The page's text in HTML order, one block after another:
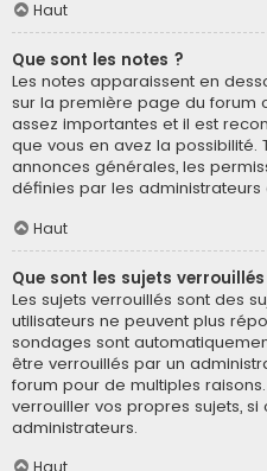
Haut
Que sont les notes ?
Les notes apparaissent en
sur la première page du forum
assez importantes et il est
que vous en avez la
annonces générales, les
définies par les administrateurs
Haut
Que sont les sujets verrouillés
Les sujets verrouillés sont des
utilisateurs ne peuvent plus
sondages sont
être verrouillés par un
forum pour de multiples
verrouiller vos propres sujets,
administrateurs.